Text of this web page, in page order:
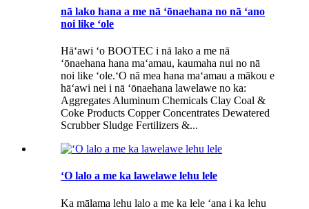
nā lako hana a me nā ʻōnaehana no nā ʻano
noi like ʻole
Hāʻawi ʻo BOOTEC i nā lako a me nā
ʻōnaehana hana maʻamau, kaumaha nui no nā
noi like ʻole.ʻO nā mea hana maʻamau a mākou e
hāʻawi nei i nā ʻōnaehana lawelawe no ka:
Aggregates Aluminum Chemicals Clay Coal &
Coke Products Copper Concentrates Dewatered
Scrubber Sludge Fertilizers &...
ʻO lalo a me ka lawelawe lehu lele
Ka mālama lehu lalo a me ka lele ʻana i ka lehu